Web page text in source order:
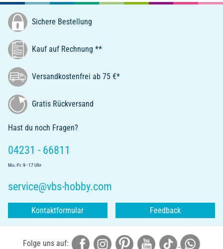
Sichere Bestellung
Kauf auf Rechnung **
Versandkostenfrei ab 75 €*
Gratis Rückversand
Hast du noch Fragen?
04231 - 66811
Mo.-Fr. 9 - 17 Uhr
service@vbs-hobby.com
Kontaktformular Feedback
Folge uns auf: